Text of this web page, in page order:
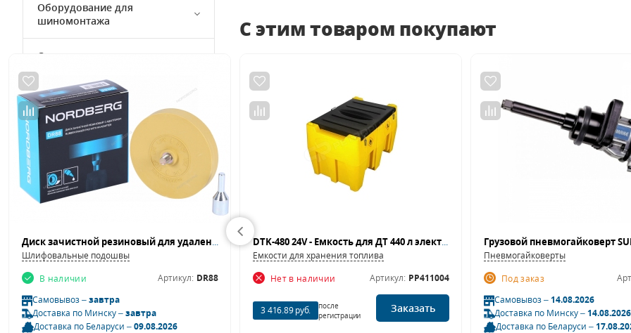
Оборудование для
шиномонтажа
Стенды развал-схождение
Подборки инструмента
Товары на акции
Программное обеспечение для
СТО
С этим товаром покупают
Диск зачистной резиновый для удаления скотча и остатков клея NORDBERG DR88 (88 мм, с адаптером)
Шлифовальные подошвы
В наличии
Артикул: DR88
Самовывоз –завтра
Доставка по Минску –завтра
Доставка по Беларуси –09.08.2026
DTK-480 24V - Емкость для ДТ 440 л электронасос 24В электронный счетчик пистолет-автомат Petropump PP411004
Емкости для хранения топлива
Нет в наличии
Артикул: PP411004
3 416.89 руб.
после
регистрации
Заказать
Пневмогайковерты
Под заказ
Самовывоз –14.08.2026
Доставка по Минску –14.08.2026
Доставка по Беларуси –